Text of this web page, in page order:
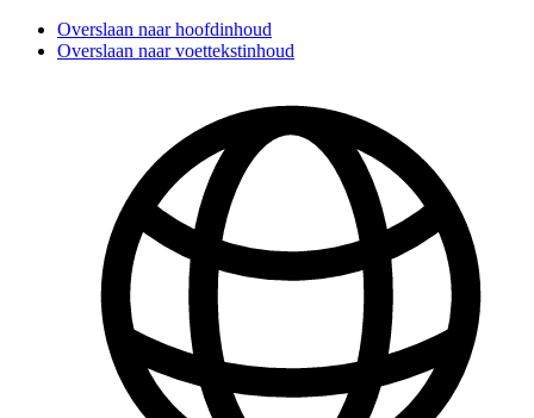
Overslaan naar hoofdinhoud
Overslaan naar voettekstinhoud